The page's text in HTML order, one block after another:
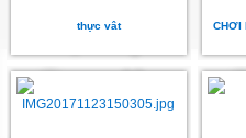
thực vât CHƠI